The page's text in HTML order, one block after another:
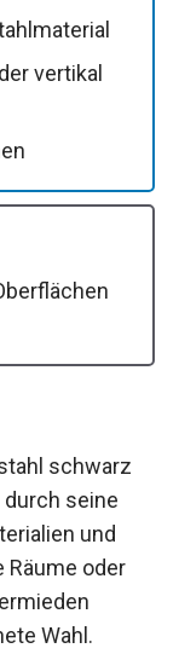
vertikal
schwarz
seine
und
Räume oder
Wahl.